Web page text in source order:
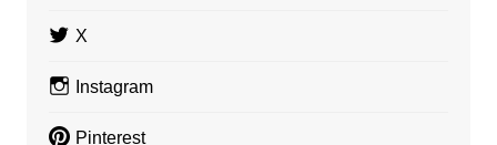
X
Instagram
Pinterest